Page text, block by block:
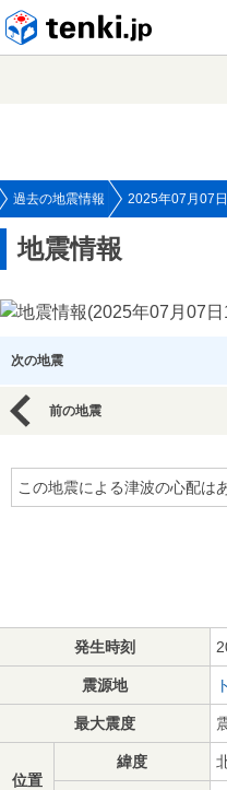
過去の地震情報 2025年07月07日
地震情報
次の地震
前の地震
この地震による津波の心配は
発生時刻
震源地
最大震度
位置
緯度